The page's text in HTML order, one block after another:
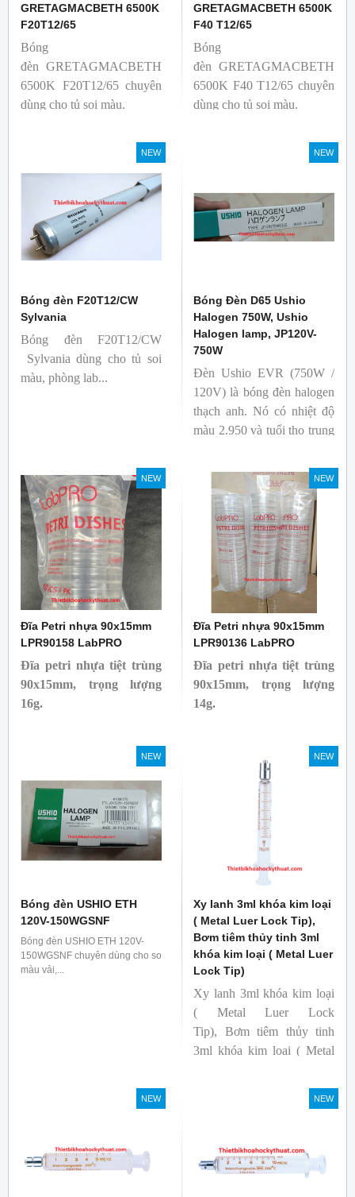
GRETAGMACBETH 6500K
F20T12/65
Bóng
đèn GRETAGMACBETH
6500K F20T12/65 chuyên
dùng cho tủ soi màu.
GRETAGMACBETH 6500K
F40 T12/65
Bóng
đèn GRETAGMACBETH
6500K F40 T12/65 chuyên
dùng cho tủ soi màu.
NEW
Bóng đèn F20T12/CW
Sylvania
Bóng đèn F20T12/CW
Sylvania dùng cho tủ soi
màu, phòng lab...
NEW
Bóng Đèn D65 Ushio
Halogen 750W, Ushio
Halogen lamp, JP120V-
750W
Đèn Ushio EVR (750W /
120V) là bóng đèn halogen
thạch anh. Nó có nhiệt độ
màu 2.950 và tuổi thọ trung
NEW
Đĩa Petri nhựa 90x15mm
LPR90158 LabPRO
Đĩa petri nhựa tiệt trùng
90x15mm, trọng lượng
16g.
NEW
Đĩa Petri nhựa 90x15mm
LPR90136 LabPRO
Đĩa petri nhựa tiệt trùng
90x15mm, trọng lượng
14g.
NEW
Bóng đèn USHIO ETH
120V-150WGSNF
Bóng đèn USHIO ETH 120V-
150WGSNF chuyên dùng cho so
màu vải,...
NEW
Xy lanh 3ml khóa kim loại
( Metal Luer Lock Tip),
Bơm tiêm thủy tinh 3ml
khóa kim loại ( Metal Luer
Lock Tip)
Xy lanh 3ml khóa kim loại
( Metal Luer Lock
Tip), Bơm tiêm thủy tinh
3ml khóa kim loại ( Metal
NEW NEW